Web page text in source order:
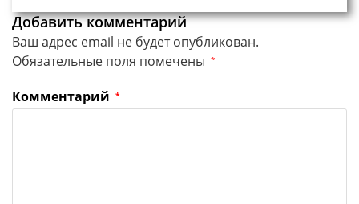
Добавить комментарий
Ваш адрес email не будет опубликован.
Обязательные поля помечены *
Комментарий *